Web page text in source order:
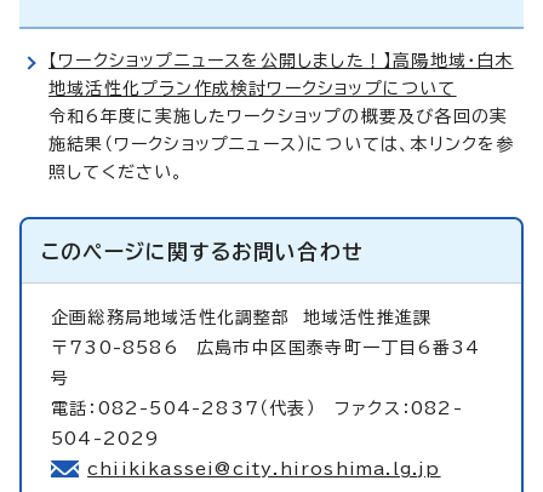
【ワークショップニュースを公開しました！】高陽地域・白木
地域活性化プラン作成検討ワークショップについて
令和6年度に実施したワークショップの概要及び各回の実
施結果（ワークショップニュース）については、本リンクを参
照してください。
このページに関するお問い合わせ
企画総務局地域活性化調整部 地域活性推進課
〒730-8586 広島市中区国泰寺町一丁目6番34
号
電話：082-504-2837（代表） ファクス：082-
504-2029
chiikikassei@city.hiroshima.lg.jp